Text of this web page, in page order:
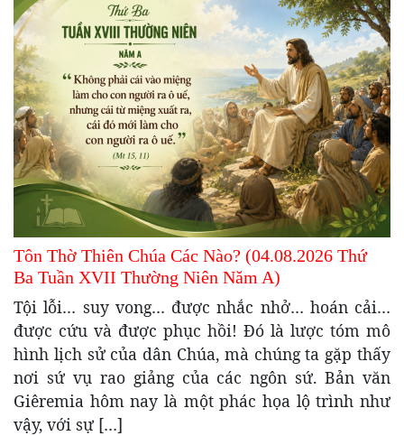
Tôn Thờ Thiên Chúa Các Nào? (04.08.2026 Thứ
Ba Tuần XVII Thường Niên Năm A)
Tội lỗi… suy vong… được nhắc nhở… hoán cải…
được cứu và được phục hồi! Đó là lược tóm mô
hình lịch sử của dân Chúa, mà chúng ta gặp thấy
nơi sứ vụ rao giảng của các ngôn sứ. Bản văn
Giêremia hôm nay là một phác họa lộ trình như
vậy, với sự […]